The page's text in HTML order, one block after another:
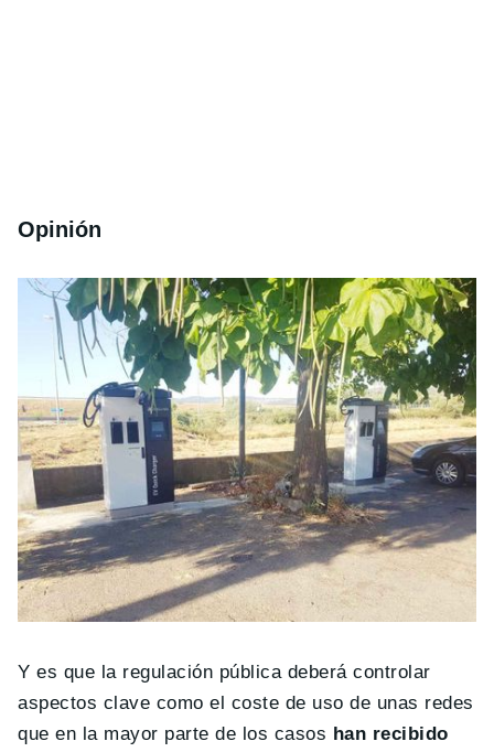
Opinión
Y es que la regulación pública deberá controlar
aspectos clave como el coste de uso de unas redes
que en la mayor parte de los casos han recibido